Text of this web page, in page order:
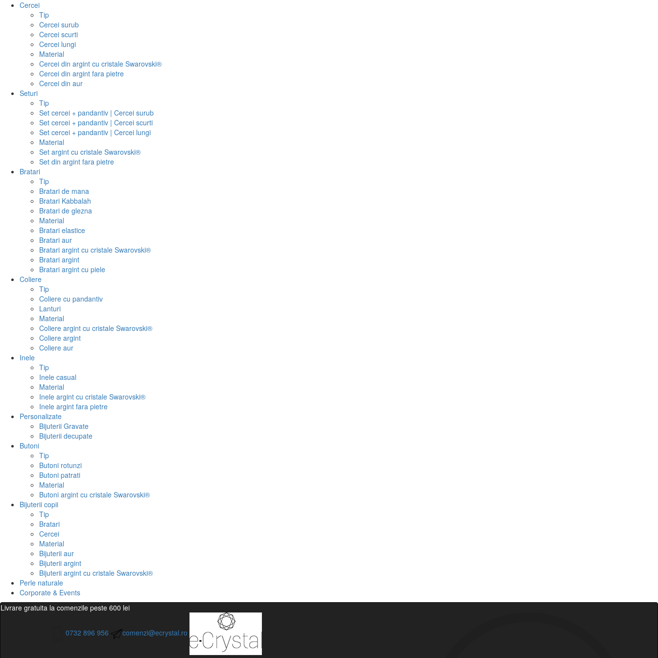
Cercei
Tip
Cercei surub
Cercei scurti
Cercei lungi
Material
Cercei din argint cu cristale Swarovski®
Cercei din argint fara pietre
Cercei din aur
Seturi
Tip
Set cercei + pandantiv | Cercei surub
Set cercei + pandantiv | Cercei scurti
Set cercei + pandantiv | Cercei lungi
Material
Set argint cu cristale Swarovski®
Set din argint fara pietre
Bratari
Tip
Bratari de mana
Bratari Kabbalah
Bratari de glezna
Material
Bratari elastice
Bratari aur
Bratari argint cu cristale Swarovski®
Bratari argint
Bratari argint cu piele
Coliere
Tip
Coliere cu pandantiv
Lanturi
Material
Coliere argint cu cristale Swarovski®
Coliere argint
Coliere aur
Inele
Tip
Inele casual
Material
Inele argint cu cristale Swarovski®
Inele argint fara pietre
Personalizate
Bijuterii Gravate
Bijuterii decupate
Butoni
Tip
Butoni rotunzi
Butoni patrati
Material
Butoni argint cu cristale Swarovski®
Bijuterii copii
Tip
Bratari
Cercei
Material
Bijuterii aur
Bijuterii argint
Bijuterii argint cu cristale Swarovski®
Perle naturale
Corporate & Events
Livrare gratuita la comenzile peste 600 lei
0732 896 956 comenzi@ecrystal.ro